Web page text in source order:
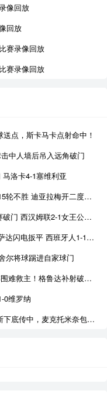
像回放
回放
赛录像回放
赛录像回放
点，斯卡马卡点射命中！
中人墙后吊入远角破门
洛卡4-1塞维利亚
[咪咕全场集锦]升第8！桑德兰3-0送伯恩利15轮不胜 迪亚拉梅开二度塔尔比世界波
[咪咕全场集锦] 足总杯-卡斯特拉诺斯加时赛破门 西汉姆联2-1女王公园巡游者
[咪咕全场集锦] 西甲-卡洛斯-罗梅罗破门洛萨达闪电扳平 西班牙人1-1莱万特
尔将球踢进自家球门
[进球视频] 曼联后防漏洞百出！利马门线解围难救主！格鲁达补射破门！
0维罗纳
[进球视频] 那不勒斯1-1扳平国米！埃尔马斯下底传中，麦克托米奈包抄破门！